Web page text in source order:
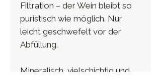
Filtration – der Wein bleibt so
puristisch wie möglich. Nur
leicht geschwefelt vor der
Abfüllung.
Mineralisch, vielschichtig und